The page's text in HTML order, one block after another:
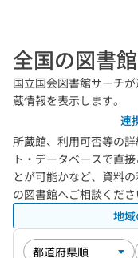
全国の図書
国立国会図書館サーチ
蔵情報を表示します。
連
所蔵館、利用可否等の
ト・データベースで直
とが可能かなど、資料
の図書館へご相談くだ
地